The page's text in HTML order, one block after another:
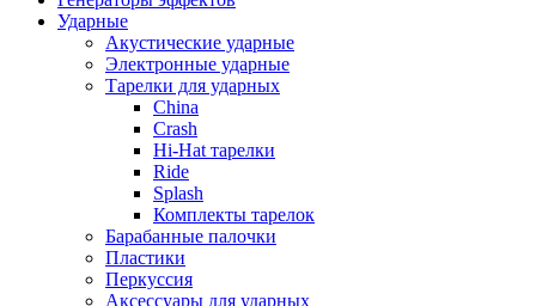
Ударные
Акустические ударные
Электронные ударные
Тарелки для ударных
China
Crash
Hi-Hat тарелки
Ride
Splash
Комплекты тарелок
Барабанные палочки
Пластики
Перкуссия
Аксессуары для ударных